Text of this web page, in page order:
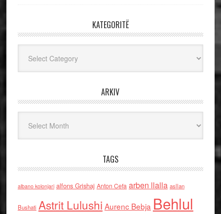
KATEGORITË
ARKIV
TAGS
albano kolonjari alfons Grishaj Anton Cefa arben llalla asllan
Bushati Astrit Lulushi Aurenc Bebja Behlul